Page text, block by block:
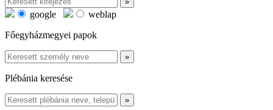
google
weblap
Főegyházmegyei papok
Plébánia keresése